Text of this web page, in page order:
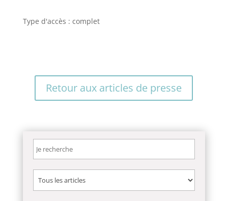
Type d'accès : complet
Retour aux articles de presse